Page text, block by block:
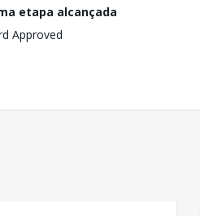
etapa alcançada
Approved